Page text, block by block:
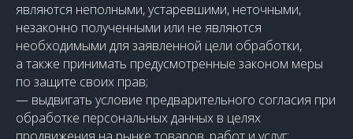
являются неполными, устаревшими, неточными,
незаконно полученными или не являются
необходимыми для заявленной цели обработки,
а также принимать предусмотренные законом меры
по защите своих прав;
— выдвигать условие предварительного согласия при
обработке персональных данных в целях